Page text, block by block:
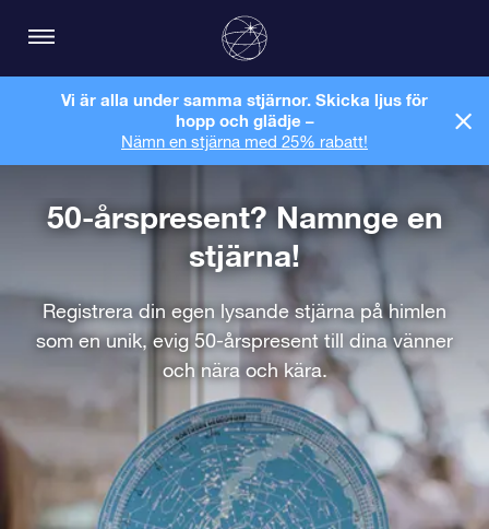
Vi är alla under samma stjärnor. Skicka ljus för
hopp och glädje –
Nämn en stjärna med 25% rabatt!
50-årspresent? Namnge en
stjärna!
Registrera din egen lysande stjärna på himlen
som en unik, evig 50-årspresent till dina vänner
och nära och kära.